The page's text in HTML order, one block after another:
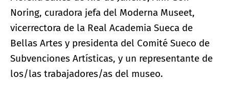
Noring, curadora jefa del Moderna Museet,
vicerrectora de la Real Academia Sueca de
Bellas Artes y presidenta del Comité Sueco de
Subvenciones Artísticas, y un representante de
los/las trabajadores/as del museo.